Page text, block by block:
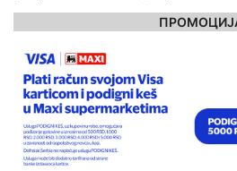
Поклон картица
е-Захтеви за картице
ШТЕДЊА
Субвенционисани кредити
Кредити за обртна средства
Инвестициони кредити
Девизни кредити
Револвинг линије
Финансијске институције
ПОСЛОВИ ДЕПОЗИТАРА
Послови депозитара
ТАРИФА НАКНАДА
ОПШТИ УСЛОВИ ПОСЛОВАЊА